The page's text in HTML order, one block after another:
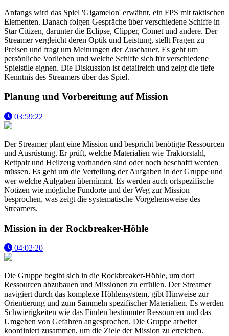
Anfangs wird das Spiel 'Gigamelon' erwähnt, ein FPS mit taktischen
Elementen. Danach folgen Gespräche über verschiedene Schiffe in
Star Citizen, darunter die Eclipse, Clipper, Comet und andere. Der
Streamer vergleicht deren Optik und Leistung, stellt Fragen zu
Preisen und fragt um Meinungen der Zuschauer. Es geht um
persönliche Vorlieben und welche Schiffe sich für verschiedene
Spielstile eignen. Die Diskussion ist detailreich und zeigt die tiefe
Kenntnis des Streamers über das Spiel.
Planung und Vorbereitung auf Mission
03:59:22
Der Streamer plant eine Mission und bespricht benötigte Ressourcen
und Ausrüstung. Er prüft, welche Materialien wie Traktorstahl,
Rettpair und Heilzeug vorhanden sind oder noch beschafft werden
müssen. Es geht um die Verteilung der Aufgaben in der Gruppe und
wer welche Aufgaben übernimmt. Es werden auch ortspezifische
Notizen wie mögliche Fundorte und der Weg zur Mission
besprochen, was zeigt die systematische Vorgehensweise des
Streamers.
Mission in der Rockbreaker-Höhle
04:02:20
Die Gruppe begibt sich in die Rockbreaker-Höhle, um dort
Ressourcen abzubauen und Missionen zu erfüllen. Der Streamer
navigiert durch das komplexe Höhlensystem, gibt Hinweise zur
Orientierung und zum Sammeln spezifischer Materialien. Es werden
Schwierigkeiten wie das Finden bestimmter Ressourcen und das
Umgehen von Gefahren angesprochen. Die Gruppe arbeitet
koordiniert zusammen, um die Ziele der Mission zu erreichen.